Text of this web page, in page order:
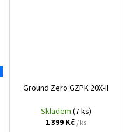
Ground Zero GZPK 20X-II
Skladem (7 ks)
1 399 Kč/ ks